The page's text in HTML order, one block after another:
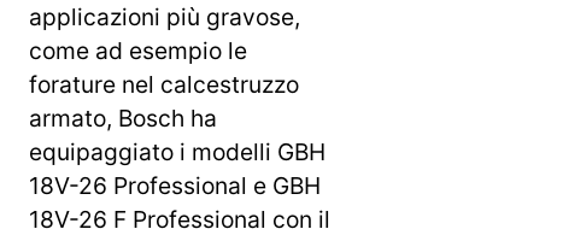
applicazioni più gravose,
come ad esempio le
forature nel calcestruzzo
armato, Bosch ha
equipaggiato i modelli GBH
18V-26 Professional e GBH
18V-26 F Professional con il